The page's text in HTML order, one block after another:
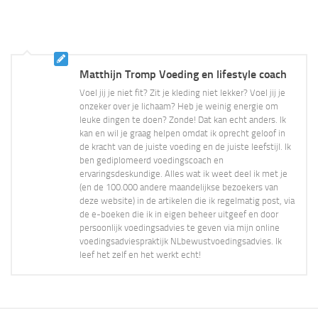
Matthijn Tromp Voeding en lifestyle coach
Voel jij je niet fit? Zit je kleding niet lekker? Voel jij je
onzeker over je lichaam? Heb je weinig energie om
leuke dingen te doen? Zonde! Dat kan echt anders. Ik
kan en wil je graag helpen omdat ik oprecht geloof in
de kracht van de juiste voeding en de juiste leefstijl. Ik
ben gediplomeerd voedingscoach en
ervaringsdeskundige. Alles wat ik weet deel ik met je
(en de 100.000 andere maandelijkse bezoekers van
deze website) in de artikelen die ik regelmatig post, via
de e-boeken die ik in eigen beheer uitgeef en door
persoonlijk voedingsadvies te geven via mijn online
voedingsadviespraktijk NLbewustvoedingsadvies. Ik
leef het zelf en het werkt echt!